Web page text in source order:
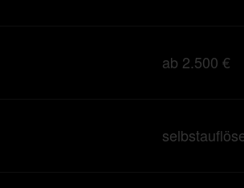
ab 2.500 €